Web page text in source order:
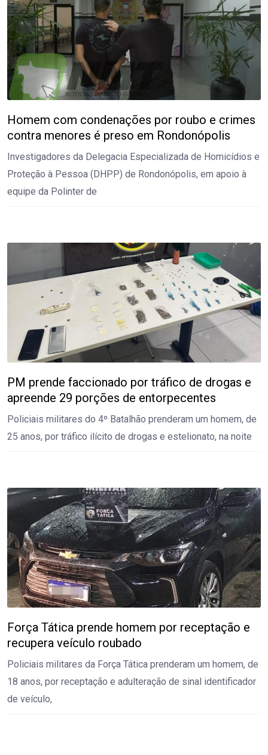
Homem com condenações por roubo e crimes
contra menores é preso em Rondonópolis
Investigadores da Delegacia Especializada de Homicídios e
Proteção à Pessoa (DHPP) de Rondonópolis, em apoio à
equipe da Polinter de
PM prende faccionado por tráfico de drogas e
apreende 29 porções de entorpecentes
Policiais militares do 4º Batalhão prenderam um homem, de
25 anos, por tráfico ilícito de drogas e estelionato, na noite
Força Tática prende homem por receptação e
recupera veículo roubado
Policiais militares da Força Tática prenderam um homem, de
18 anos, por receptação e adulteração de sinal identificador
de veículo,